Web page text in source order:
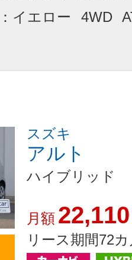
イエロー 4WD
スズキ
アルト
ハイブリッド
月額 22,110
リース期間72